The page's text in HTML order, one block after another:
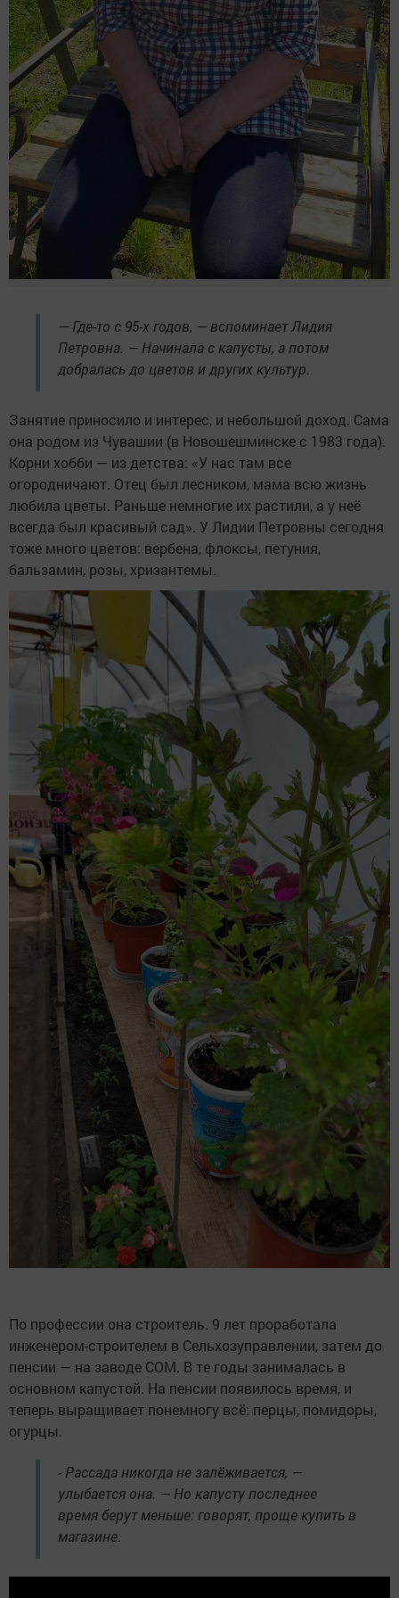
— Где-то с 95-х годов, — вспоминает Лидия
Петровна. — Начинала с капусты, а потом
добралась до цветов и других культур.
Занятие приносило и интерес, и небольшой доход. Сама
она родом из Чувашии (в Новошешминске с 1983 года).
Корни хобби — из детства: «У нас там все
огородничают. Отец был лесником, мама всю жизнь
любила цветы. Раньше немногие их растили, а у неё
всегда был красивый сад». У Лидии Петровны сегодня
тоже много цветов: вербена, флоксы, петуния,
бальзамин, розы, хризантемы.
По профессии она строитель. 9 лет проработала
инженером-строителем в Сельхозуправлении, затем до
пенсии — на заводе СОМ. В те годы занималась в
основном капустой. На пенсии появилось время, и
теперь выращивает понемногу всё: перцы, помидоры,
огурцы.
- Рассада никогда не залёживается, —
улыбается она. — Но капусту последнее
время берут меньше: говорят, проще купить в
магазине.